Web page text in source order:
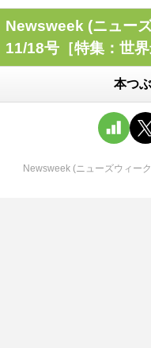
Newsweek (ニュー
11/18号［特集：世
本つ
Newsweek (ニューズウィー